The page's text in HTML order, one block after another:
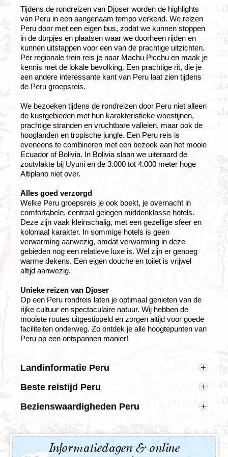
Tijdens de rondreizen van Djoser worden de highlights
van Peru in een aangenaam tempo verkend. We reizen
Peru door met een eigen bus, zodat we kunnen stoppen
in de dorpjes en plaatsen waar we doorheen rijden en
kunnen uitstappen voor een van de prachtige uitzichten.
Per regionale trein reis je naar Machu Picchu en maak je
kennis met de lokale bevolking. Een prachtige rit, die je
een andere interessante kant van Peru laat zien tijdens
de Peru groepsreis.
We bezoeken tijdens de rondreizen door Peru niet alleen
de kustgebieden met hun karakteristieke woestijnen,
prachtige stranden en vruchtbare valleien, maar ook de
hooglanden en tropische jungle. Een Peru reis is
eveneens te combineren met een bezoek aan het mooie
Ecuador of Bolivia. In Bolivia slaan we uiteraard de
zoutvlakte bij Uyuni en de 3.000 tot 4.000 meter hoge
Altiplano niet over.
Alles goed verzorgd
Welke Peru groepsreis je ook boekt, je overnacht in
comfortabele, centraal gelegen middenklasse hotels.
Deze zijn vaak kleinschalig, met een gezellige sfeer en
koloniaal karakter. In sommige hotels is geen
verwarming aanwezig, omdat verwarming in deze
gebieden nog een relatieve luxe is. Wel zijn er genoeg
warme dekens. Een eigen douche en toilet is vrijwel
altijd aanwezig.
Unieke reizen van Djoser
Op een Peru rondreis laten je optimaal genieten van de
rijke cultuur en spectaculaire natuur. Wij hebben de
mooiste routes uitgestippeld en zorgen altijd voor goede
faciliteiten onderweg. Zo ontdek je alle hoogtepunten van
Peru op een ontspannen manier!
Landinformatie Peru
Andere bekende steden in Peru: Pisco, Arequipa,
Inwoners: 30,7 miljoen
Munteenheid: Sol
Tijdsverschil: In Peru is het in onze zomer 7 uur
vroeger, in de winter is het 6 uur vroeger.
Beste reistijd Peru
hoogvlaktes kan het koud worden, terwijl het kwik en
jungle. Ook al ligt Peru ongeveer op dezelfde
breedtegraad als Hawaï, de gemiddelde temperatuur
is door de hoogte over het algemeen lager dan je zou
Bezienswaardigheden Peru
Zuid-Amerika. Een land van eeuwenoude culturen,
vriendelijke bevolking, heerlijk eten en
indrukwekkende en diverse landschappen. Een
Informatiedagen & online